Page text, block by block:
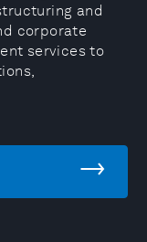
and
corporate
services to